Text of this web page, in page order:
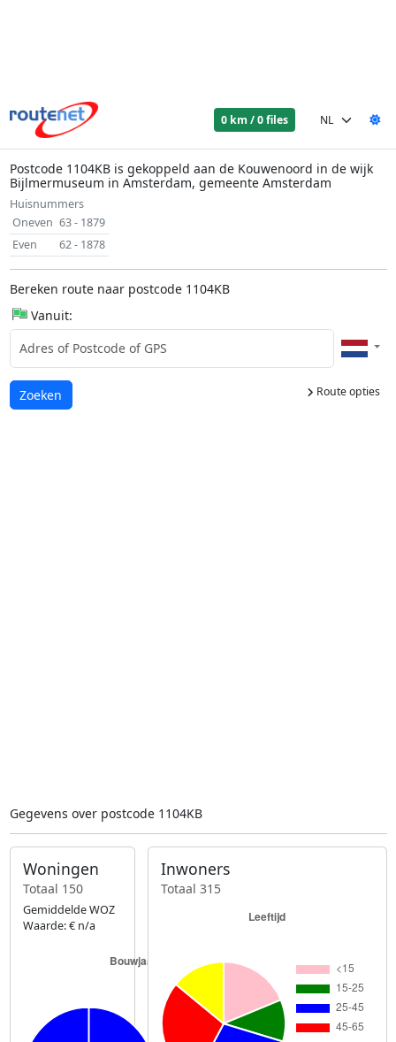
0 km / 0 files
Postcode 1104KB is gekoppeld aan de Kouwenoord in de wijk
Bijlmermuseum in Amsterdam, gemeente Amsterdam
Huisnummers
Oneven 63 - 1879
Even
62 - 1878
Bereken route naar postcode 1104KB
Vanuit:
Route opties
Laden...
Zoeken
Gegevens over postcode 1104KB
Woningen
Totaal 150
Gemiddelde WOZ
Waarde: € n/a
Inwoners
Totaal 315